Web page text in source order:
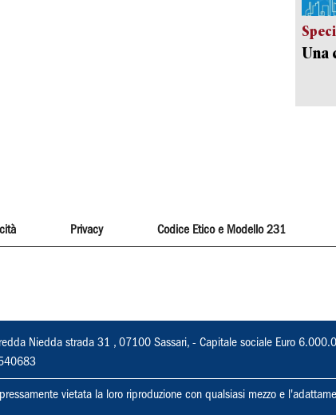
Una
Privacy Codice Etico e Modello 231
Niedda strada 31 , 07100 Sassari, - Capitale sociale Euro
vietata la loro riproduzione con qualsiasi mezzo e